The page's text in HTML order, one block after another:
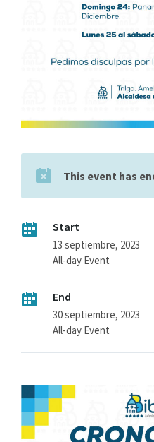
This event has
Start
13 septiembre, 2023
All-day Event
End
30 septiembre, 2023
All-day Event